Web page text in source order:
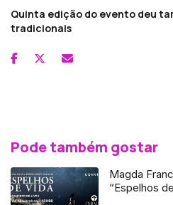
Quinta edição do evento deu
tradicionais
Pode também gostar
Magda
“Espelhos